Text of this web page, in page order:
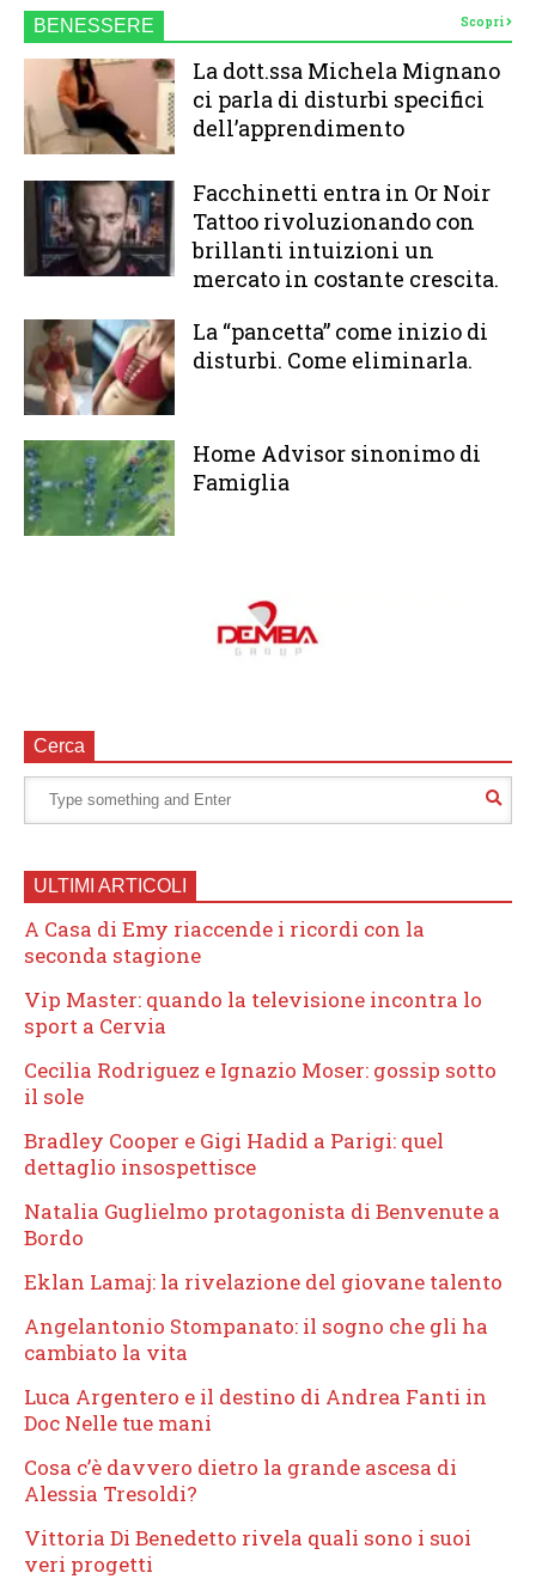
BENESSERE Scopri
La dott.ssa Michela Mignano
ci parla di disturbi specifici
dell’apprendimento
Facchinetti entra in Or Noir
Tattoo rivoluzionando con
brillanti intuizioni un
mercato in costante crescita.
La “pancetta” come inizio di
disturbi. Come eliminarla.
Home Advisor sinonimo di
Famiglia
Cerca
ULTIMI ARTICOLI
A Casa di Emy riaccende i ricordi con la
seconda stagione
Vip Master: quando la televisione incontra lo
sport a Cervia
Cecilia Rodriguez e Ignazio Moser: gossip sotto
il sole
Bradley Cooper e Gigi Hadid a Parigi: quel
dettaglio insospettisce
Natalia Guglielmo protagonista di Benvenute a
Bordo
Eklan Lamaj: la rivelazione del giovane talento
Angelantonio Stompanato: il sogno che gli ha
cambiato la vita
Luca Argentero e il destino di Andrea Fanti in
Doc Nelle tue mani
Cosa c’è davvero dietro la grande ascesa di
Alessia Tresoldi?
Vittoria Di Benedetto rivela quali sono i suoi
veri progetti